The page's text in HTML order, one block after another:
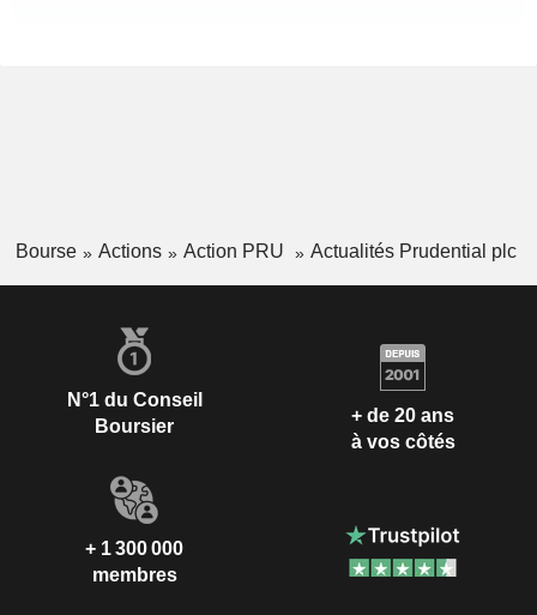
Bourse Actions Action PRU Actualités Prudential plc
N°1 du Conseil
Boursier
+ de 20 ans
à vos côtés
+ 1 300 000
membres